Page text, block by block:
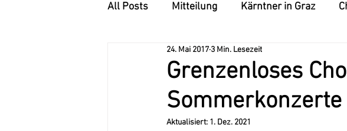
All Posts Mitteilung Kärntner in Graz
Singkreis der Kärntner Vokalensemble
ProbenWoE und Ausflüge CD
Grenzenloses
Sommerkonzerte
24. Mai 2017 3 Min. Lesezeit
Aktualisiert: 1. Dez. 2021